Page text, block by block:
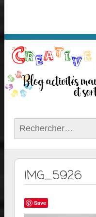
Rechercher :
IMG_5926
Save